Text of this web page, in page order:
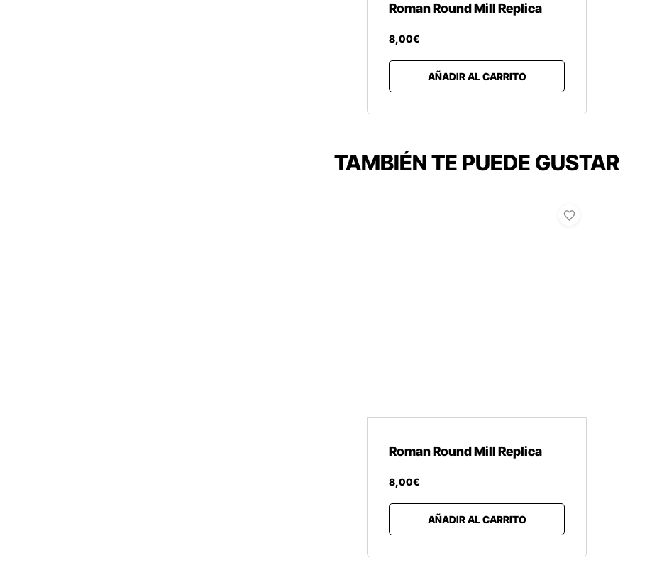
Roman Round Mill Replica
8,00€
AÑADIR AL CARRITO
TAMBIÉN TE PUEDE GUSTAR
Roman Round Mill Replica
8,00€
AÑADIR AL CARRITO